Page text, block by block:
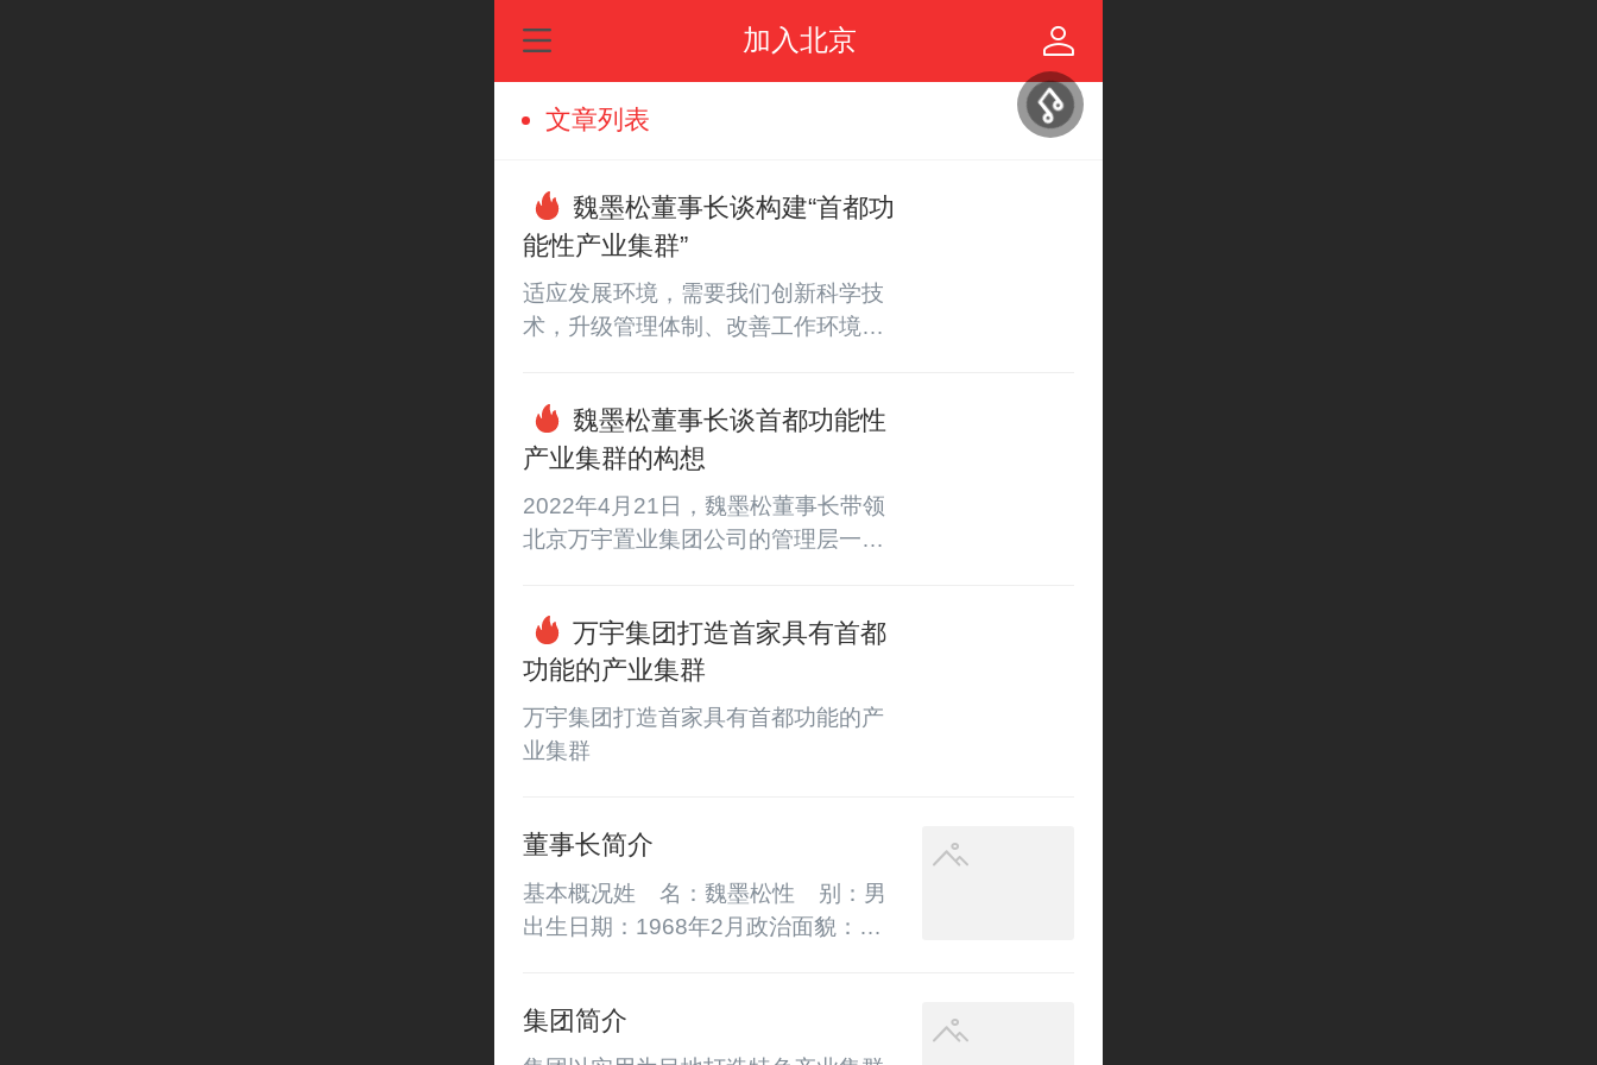
加入北京
文章列表
魏墨松董事长谈构建“首都功
能性产业集群”
适应发展环境，需要我们创新科学技
术，升级管理体制、改善工作环境、
伐。以习近平新时代社会主义思想为
指导，深入贯彻党的领导精神，贯彻
新发展理念，服务和融入新发展格
局，更好向世界展示中国理念、中国
家经济社会发展的基本战略理念之
一，构建支撑起一个经济、自然、社
魏墨松董事长谈首都功能性
产业集群的构想
2022年4月21日，魏墨松董事长带领
北京万宇置业集团公司的管理层一起
一个严谨的定义： “首都功能性产业
集群（Capital functional industrial cl
uster）”，把具备首都功能的企业聚
集在一起，互动关联合作，产生规模
于全国的科技产业，这样的...
万宇集团打造首家具有首都
功能的产业集群
万宇集团打造首家具有首都功能的产
业集群
董事长简介
基本概况姓    名：魏墨松性    别：男
出生日期：1968年2月政治面貌：民
民大学企业管理            研究生■   中
国社科院研究生院资本运营与管理
集团简介